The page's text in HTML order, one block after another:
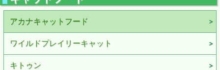
アカナキャットフード
ワイルドプレイリーキャット
キトゥン